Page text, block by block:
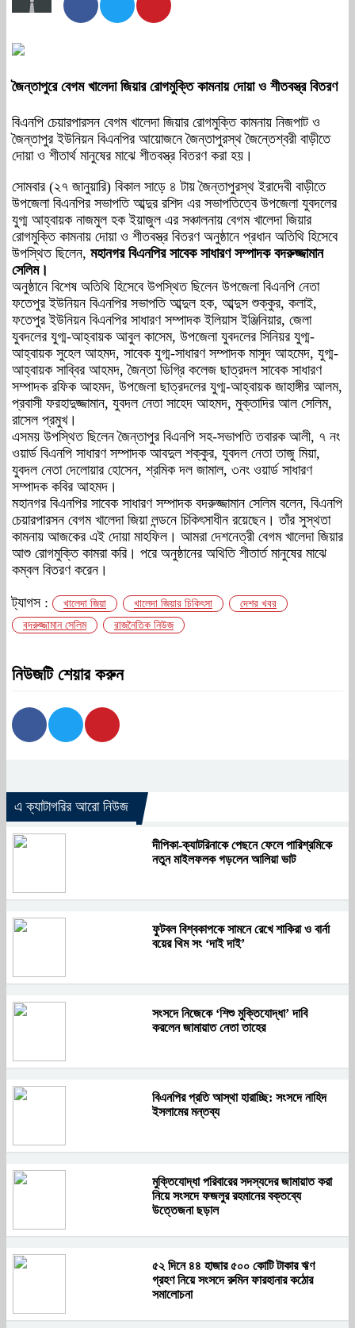
জৈন্তাপুরে বেগম খালেদা জিয়ার রোগমুক্তি কামনায় দোয়া ও শীতবস্ত্র বিতরণ
বিএনপি চেয়ারপারসন বেগম খালেদা জিয়ার রোগমুক্তি কামনায় নিজপাট ও
জৈন্তাপুর ইউনিয়ন বিএনপির আয়োজনে জৈন্তাপুরস্থ জৈন্তেশ্বরী বাড়ীতে
দোয়া ও শীতার্থ মানুষের মাঝে শীতবস্ত্র বিতরণ করা হয়।
সোমবার (২৭ জানুয়ারি) বিকাল সাড়ে ৪ টায় জৈন্তাপুরস্থ ইরাদেবী বাড়ীতে
উপজেলা বিএনপির সভাপতি আব্দুর রশিদ এর সভাপতিত্বে উপজেলা যুবদলের
যুগ্ম আহ্বায়ক নাজমুল হক ইয়াজুল এর সঞ্চালনায় বেগম খালেদা জিয়ার
রোগমুক্তি কামনায় দোয়া ও শীতবস্ত্র বিতরণ অনুষ্ঠানে প্রধান অতিথি হিসেবে
উপস্থিত ছিলেন, মহানগর বিএনপির সাবেক সাধারণ সম্পাদক বদরুজ্জামান
সেলিম।
অনুষ্ঠানে বিশেষ অতিথি হিসেবে উপস্থিত ছিলেন উপজেলা বিএনপি নেতা
ফতেপুর ইউনিয়ন বিএনপির সভাপতি আব্দুল হক, আব্দুস শুক্কুর, কলাই,
ফতেপুর ইউনিয়ন বিএনপির সাধারণ সম্পাদক ইলিয়াস ইঞ্জিনিয়ার, জেলা
যুবদলের যুগ্ম-আহ্বায়ক আবুল কাসেম, উপজেলা যুবদলের সিনিয়র যুগ্ম-
আহ্বায়ক সুহেল আহমদ, সাবেক যুগ্ম-সাধারণ সম্পাদক মাসুদ আহমেদ, যুগ্ম-
আহ্বায়ক সাব্বির আহমদ, জৈন্তা ডিগ্রি কলেজ ছাত্রদল সাবেক সাধারণ
সম্পাদক রফিক আহমদ, উপজেলা ছাত্রদলের যুগ্ম-আহ্বায়ক জাহাঙ্গীর আলম,
প্রবাসী ফরহাদুজ্জামান, যুবদল নেতা সাহেদ আহমদ, মুক্তাদির আল সেলিম,
রাসেল প্রমুখ।
এসময় উপস্থিত ছিলেন জৈন্তাপুর বিএনপি সহ-সভাপতি তবারক আলী, ৭ নং
ওয়ার্ড বিএনপি সাধারণ সম্পাদক আবদুল শক্কুর, যুবদল নেতা তাজু মিয়া,
যুবদল নেতা দেলোয়ার হোসেন, শ্রমিক দল জামাল, ৩নং ওয়ার্ড সাধারণ
সম্পাদক কবির আহমদ।
মহানগর বিএনপির সাবেক সাধারণ সম্পাদক বদরুজ্জামান সেলিম বলেন, বিএনপি
চেয়ারপারসন বেগম খালেদা জিয়া লন্ডনে চিকিৎসাধীন রয়েছেন। তাঁর সুস্থতা
কামনায় আজকের এই দোয়া মাহফিল। আমরা দেশনেত্রী বেগম খালেদা জিয়ার
আশু রোগমুক্তি কামরা করি। পরে অনুষ্ঠানের অথিতি শীতার্ত মানুষের মাঝে
কম্বল বিতরণ করেন।
ট্যাগস : খালেদা জিয়া খালেদা জিয়ার চিকিৎসা
দেশর খবর
বদরুজ্জামান সেলিম
রাজনৈতিক নিউজ
নিউজটি শেয়ার করুন
এ ক্যাটাগরির আরো নিউজ
দীপিকা-ক্যাটরিনাকে পেছনে ফেলে পারিশ্রমিকে
নতুন মাইলফলক গড়লেন আলিয়া ভাট
ফুটবল বিশ্বকাপকে সামনে রেখে শাকিরা ও বার্না
বয়ের থিম সং ‘দাই দাই’
সংসদে নিজেকে ‘শিশু মুক্তিযোদ্ধা’ দাবি
করলেন জামায়াত নেতা তাহের
বিএনপির প্রতি আস্থা হারাচ্ছি: সংসদে নাহিদ
ইসলামের মন্তব্য
মুক্তিযোদ্ধা পরিবারের সদস্যদের জামায়াত করা
নিয়ে সংসদে ফজলুর রহমানের বক্তব্যে
উত্তেজনা ছড়াল
৫২ দিনে ৪৪ হাজার ৫০০ কোটি টাকার ঋণ
গ্রহণ নিয়ে সংসদে রুমিন ফারহানার কঠোর
সমালোচনা